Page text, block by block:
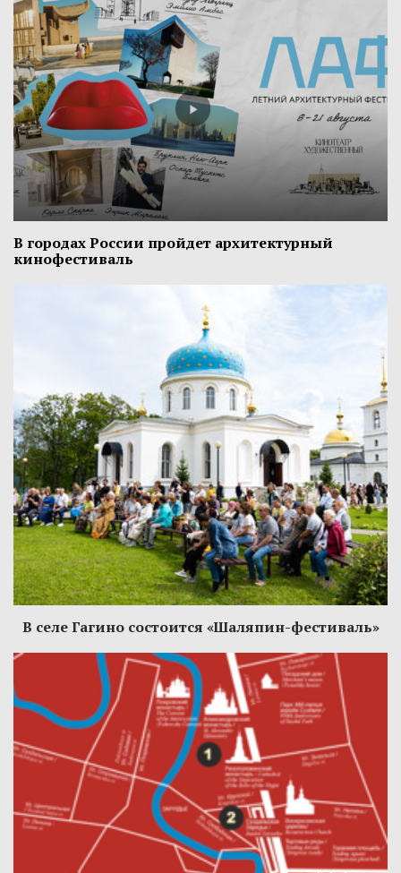
В городах России пройдет архитектурный
кинофестиваль
В селе Гагино состоится «Шаляпин-фестиваль»